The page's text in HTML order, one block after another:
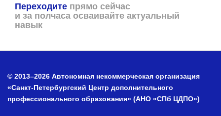
Переходите прямо сейчас
и за полчаса осваивайте актуальный
навык
© 2013–2026 Автономная некоммерческая организация
«Санкт-Петербургский Центр дополнительного
профессионального образования» (АНО «СПб ЦДПО»)